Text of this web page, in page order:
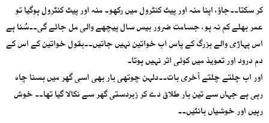
کر سکتا۔۔جاؤ، اپنا منہ اور پیٹ کنٹرول میں رکھو۔ منہ اور پیٹ کنٹرول ہوگیا تو
عمر بھلے کم نہ ہو، جسامت ضرور بیس سال پیچھے والی مل جائے گی۔۔سُنا ہے
اس پہاڑی والے بزرگ کے پاس اب خواتین نہیں جاتیں۔۔بقول خواتین کے اس کے
دم درود اور تعویذ میں کوئی اثر نہیں ہوتا۔
اور اب چلتے چلتے آخری بات۔۔دلہن چوتھی بار بھی اسی گھر میں بسنا چاہ
رہی ہے جہاں سے تین بار طلاق دے کر زبردستی گھر سے نکالا گیا تھا۔۔ خوش
رہیں اور خوشیاں بانٹیں۔۔